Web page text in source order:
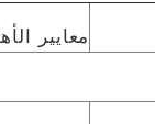
معايير